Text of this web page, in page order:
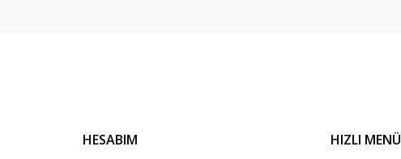
HESABIM HIZLI MENÜ